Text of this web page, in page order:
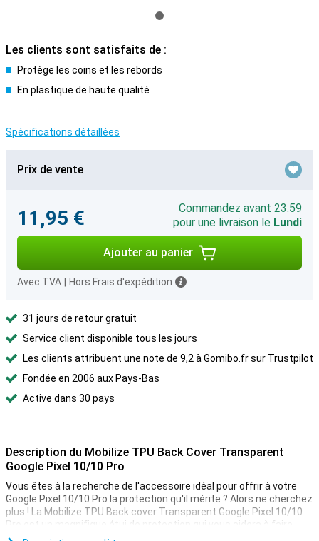
Les clients sont satisfaits de :
Protège les coins et les rebords
En plastique de haute qualité
Spécifications détaillées
Prix de vente
11,95 €
Commandez avant 23:59
pour une livraison le Lundi
Ajouter au panier
Avec TVA Hors Frais d'expédition
31 jours de retour gratuit
Service client disponible tous les jours
Les clients attribuent une note de 9,2 à Gomibo.fr sur Trustpilot
Fondée en 2006 aux Pays-Bas
Active dans 30 pays
Description du Mobilize TPU Back Cover Transparent
Google Pixel 10/10 Pro
Vous êtes à la recherche de l'accessoire idéal pour offrir à votre
Google Pixel 10/10 Pro la protection qu'il mérite ? Alors ne cherchez
plus ! La Mobilize TPU Back cover Transparent Google Pixel 10/10
Pro est un magnifique étui de protection qui vous aidera à faire
durer votre téléphone le plus longtemps possible.